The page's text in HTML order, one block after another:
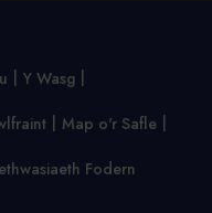
Y Wasg
Map o'r Safle
Fodern